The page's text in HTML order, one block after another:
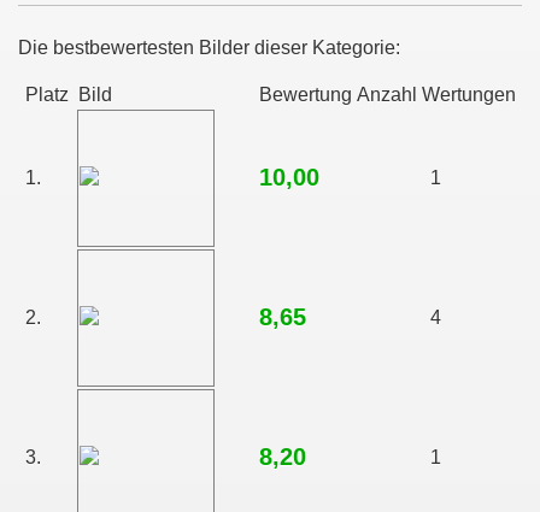
Die bestbewertesten Bilder dieser Kategorie:
Platz Bild Bewertung Anzahl Wertungen
1. 10,00 1
2. 8,65 4
3. 8,20 1